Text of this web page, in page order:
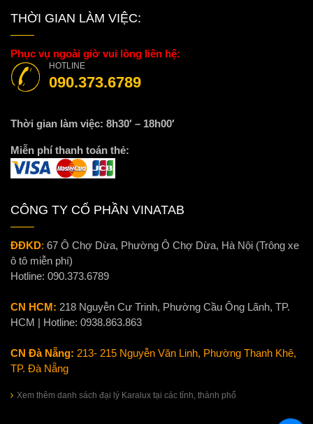
THỜI GIAN LÀM VIỆC:
Phục vụ ngoài giờ vui lòng liên hệ:
HOTLINE
090.373.6789
Thời gian làm việc: 8h30′ – 18h00′
Miễn phí thanh toán thẻ:
CÔNG TY CỔ PHẦN VINATAB
ĐĐKD: 67 Ô Chợ Dừa, Phường Ô Chợ Dừa, Hà Nội (Trông xe
ô tô miễn phí)
Hotline: 090.373.6789
CN HCM: 218 Nguyễn Cư Trinh, Phường Cầu Ông Lãnh, TP.
HCM | Hotline: 0938.863.863
CN Đà Nẵng: 213- 215 Nguyễn Văn Linh, Phường Thanh Khê,
TP. Đà Nẵng
Xem thêm danh sách đại lý Karalux tại các tỉnh, thành phố